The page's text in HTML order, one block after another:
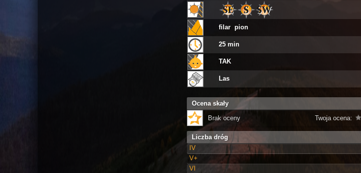
filar pion
25 min
TAK
Las
Ocena skały
Brak oceny
Twoja ocena:
Liczba dróg
IV
V+
VI